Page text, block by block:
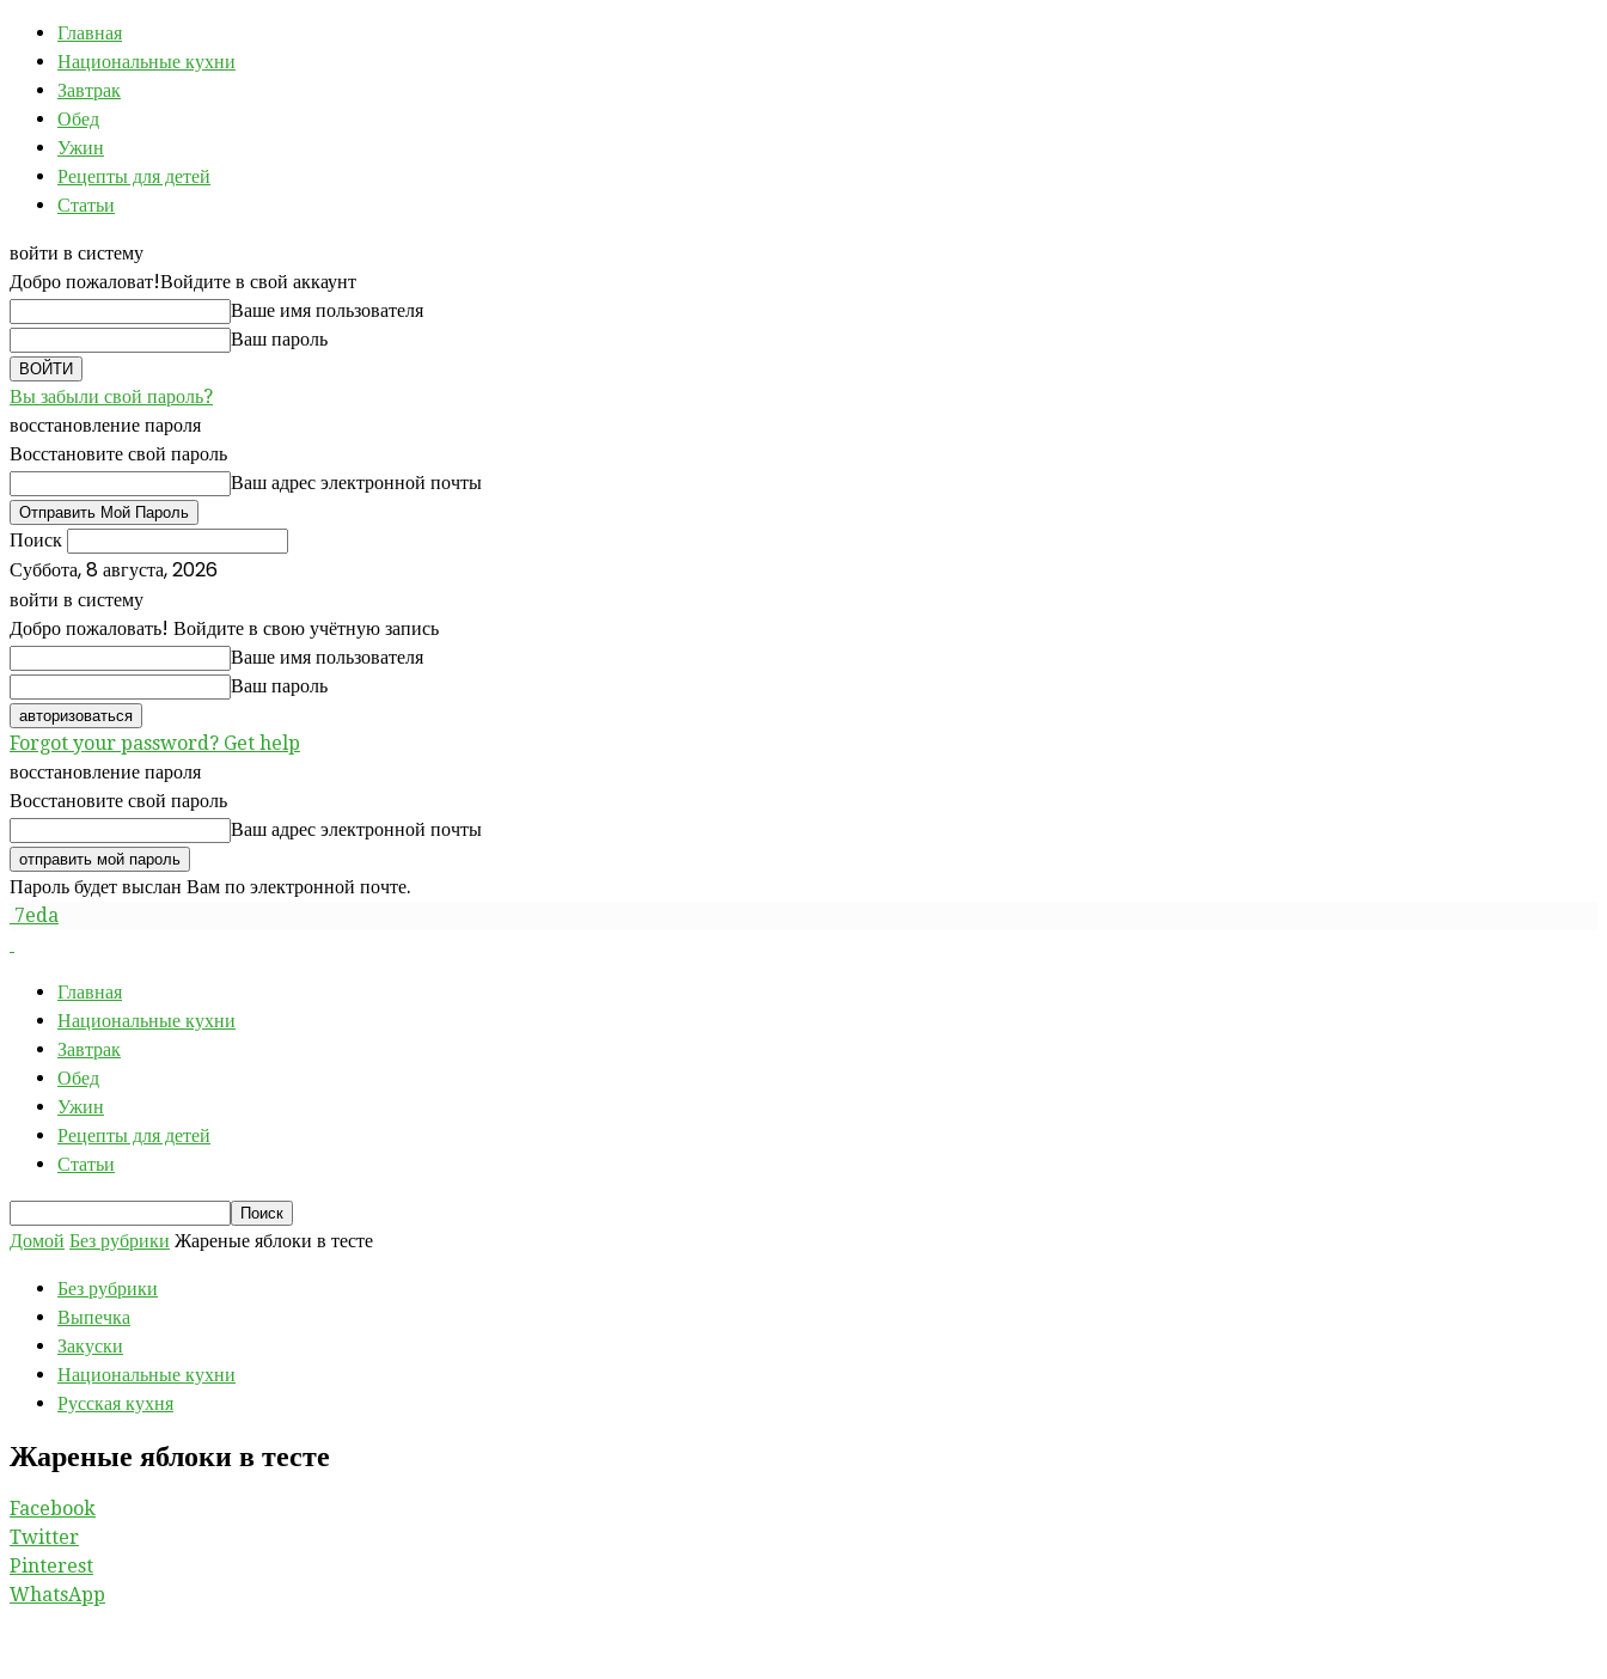
Главная
Национальные кухни
Завтрак
Обед
Ужин
Рецепты для детей
Статьи
войти в систему
Добро пожаловат!Войдите в свой аккаунт
Ваше имя пользователя
Ваш пароль
Вы забыли свой пароль?
восстановление пароля
Восстановите свой пароль
Ваш адрес электронной почты
Поиск
Суббота, 8 августа, 2026
войти в систему
Добро пожаловать! Войдите в свою учётную запись
Ваше имя пользователя
Ваш пароль
Forgot your password? Get help
восстановление пароля
Восстановите свой пароль
Ваш адрес электронной почты
Пароль будет выслан Вам по электронной почте.
7eda
Главная
Национальные кухни
Завтрак
Обед
Ужин
Рецепты для детей
Статьи
Домой Без рубрики Жареные яблоки в тесте
Без рубрики
Выпечка
Закуски
Национальные кухни
Русская кухня
Жареные яблоки в тесте
Facebook
Twitter
Pinterest
WhatsApp